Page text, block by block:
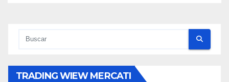
TRADING WIEW MERCATI